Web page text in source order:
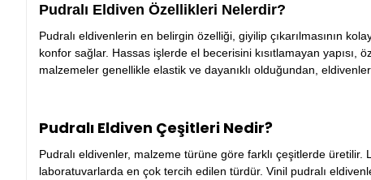
Pudralı Eldiven Özellikleri Nelerdir?
Pudralı eldivenlerin en belirgin özelliği, giyilip çıkarılmasının
konfor sağlar. Hassas işlerde el becerisini kısıtlamayan yapısı,
malzemeler genellikle elastik ve dayanıklı olduğundan,
Pudralı Eldiven Çeşitleri Nedir?
Pudralı eldivenler, malzeme türüne göre farklı çeşitlerde üretilir.
laboratuvarlarda en çok tercih edilen türdür. Vinil pudralı